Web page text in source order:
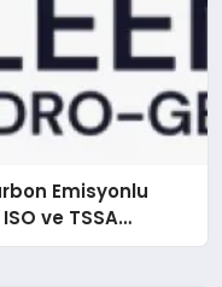
Emisyonlu
ve TSSA